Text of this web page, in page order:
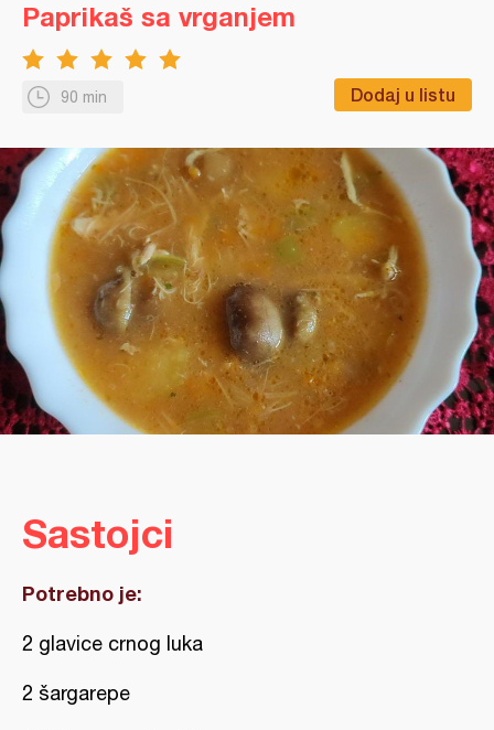
90 min Dodaj u listu
Paprikaš sa vrganjem
Sastojci
Potrebno je:
2 glavice crnog luka
2 šargarepe